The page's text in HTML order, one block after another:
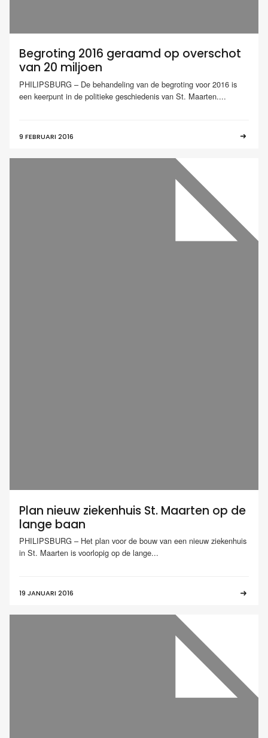
Begroting 2016 geraamd op overschot
van 20 miljoen
PHILIPSBURG – De behandeling van de begroting voor 2016 is
een keerpunt in de politieke geschiedenis van St. Maarten....
9 FEBRUARI 2016
Plan nieuw ziekenhuis St. Maarten op de
lange baan
PHILIPSBURG – Het plan voor de bouw van een nieuw ziekenhuis
in St. Maarten is voorlopig op de lange...
19 JANUARI 2016